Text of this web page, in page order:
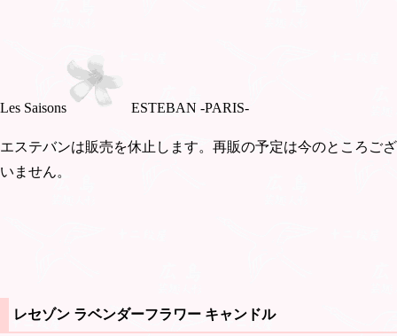
Les Saisons ESTEBAN -PARIS-
エステバンは販売を休止します。再販の予定は今のところござ
いません。
レセゾン ラベンダーフラワー キャンドル